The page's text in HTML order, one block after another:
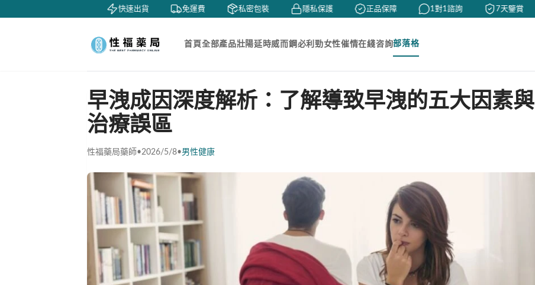
快速出貨 免運費 私密包裝 隱私保護 正品保障 1對1諮詢 7天鑒賞
首頁全部產品壯陽延時威而鋼必利勁女性催情在綫咨詢部落格
早洩成因深度解析：了解導致早洩的五大因素與
治療誤區
性福藥局藥師•2026/5/8•男性健康